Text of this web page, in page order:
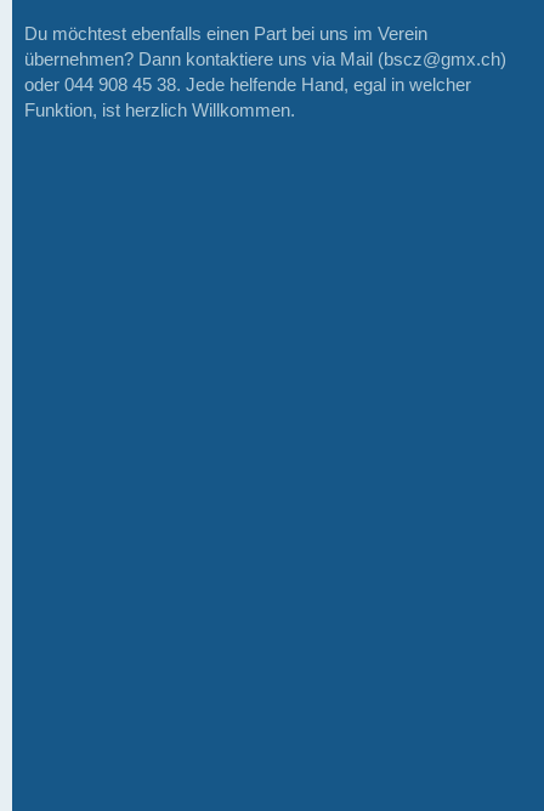
Du möchtest ebenfalls einen Part bei uns im Verein
übernehmen? Dann kontaktiere uns via Mail (bscz@gmx.ch)
oder 044 908 45 38. Jede helfende Hand, egal in welcher
Funktion, ist herzlich Willkommen.